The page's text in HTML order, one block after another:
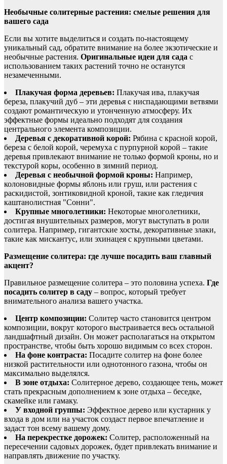
Необычные солитерные растения: смелые решения для
вашего сада
Если вы хотите выделиться и создать по-настоящему
уникальный сад, обратите внимание на более экзотические и
необычные растения. Оригинальные идеи для сада с
использованием таких растений точно не останутся
незамеченными.
Плакучая форма деревьев: Плакучая ива, плакучая
береза, плакучий дуб – эти деревья с ниспадающими ветвями
создают романтическую и утонченную атмосферу. Их
эффектные формы идеально подходят для создания
центрального элемента композиции.
Деревья с декоративной корой: Рябина с красной корой,
береза с белой корой, черемуха с пурпурной корой – такие
деревья привлекают внимание не только формой кроны, но и
текстурой коры, особенно в зимний период.
Деревья с необычной формой кроны: Например,
колоновидные формы яблонь или груш, или растения с
раскидистой, зонтиковидной кроной, такие как гледичия
каштанолистная "Сонни".
Крупные многолетники: Некоторые многолетники,
достигая внушительных размеров, могут выступать в роли
солитера. Например, гигантские хосты, декоративные злаки,
такие как мискантус, или эхинацея с крупными цветами.
Размещение солитера: где лучше посадить ваш главный
акцент?
Правильное размещение солитера – это половина успеха. Где
посадить солитер в саду – вопрос, который требует
внимательного анализа вашего участка.
Центр композиции: Солитер часто становится центром
композиции, вокруг которого выстраивается весь остальной
ландшафтный дизайн. Он может располагаться на открытом
пространстве, чтобы быть хорошо видимым со всех сторон.
На фоне контраста: Посадите солитер на фоне более
низкой растительности или однотонного газона, чтобы он
максимально выделялся.
В зоне отдыха: Солитерное дерево, создающее тень, может
стать прекрасным дополнением к зоне отдыха – беседке,
скамейке или гамаку.
У входной группы: Эффектное дерево или кустарник у
входа в дом или на участок создаст первое впечатление и
задаст тон всему вашему дому.
На перекрестке дорожек: Солитер, расположенный на
пересечении садовых дорожек, будет привлекать внимание и
направлять движение по участку.